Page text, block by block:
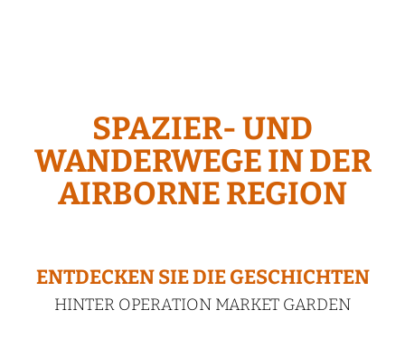
SPAZIER- UND
WANDERWEGE IN DER
AIRBORNE REGION
ENTDECKEN SIE DIE GESCHICHTEN
HINTER OPERATION MARKET GARDEN